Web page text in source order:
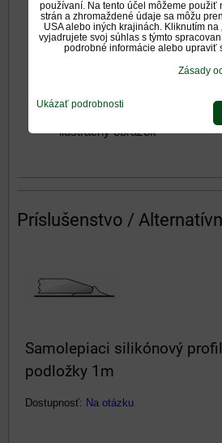
SKLO PRED KRB -
ilustračný obrázok
Príslušenstvo /
Samolepiaci silikónový
podložky 1m
Dostupnosť: Na otázku
používaní. Na tento účel môžeme použiť
strán a zhromaždené údaje sa môžu
USA alebo iných krajinách. Kliknutím na
vyjadrujete svoj súhlas s týmto
podrobné informácie alebo upraviť
Zásady
Ukázať podrobnosti